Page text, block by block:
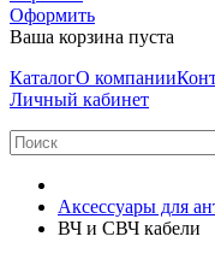
Оформить
Ваша корзина пуста
КаталогО компании
Личный кабинет
Аксессуары для
ВЧ и СВЧ кабели